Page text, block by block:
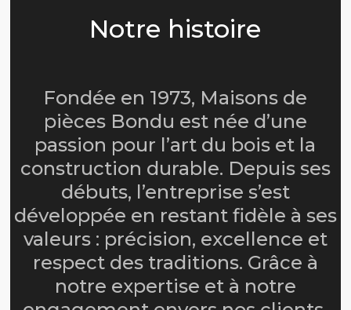
Notre histoire
Fondée en 1973, Maisons de
pièces Bondu est née d’une
passion pour l’art du bois et la
construction durable. Depuis ses
débuts, l’entreprise s’est
développée en restant fidèle à ses
valeurs : précision, excellence et
respect des traditions. Grâce à
notre expertise et à notre